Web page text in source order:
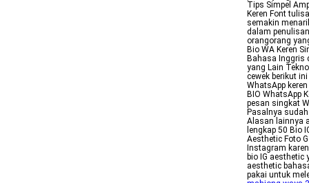
Tips Simpel
Keren Font
semakin
dalam
orangorang
Bio WA Keren
Bahasa Inggris
yang Lain
cewek berikut
WhatsApp
BIO WhatsApp
pesan singkat
Pasalnya
Alasan lainnya
lengkap 50 Bio
Aesthetic Foto
Instagram
bio IG aesthetic
aesthetic
pakai untuk